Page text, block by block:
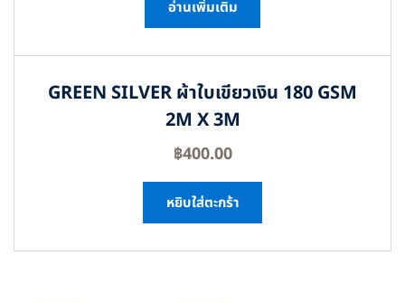
อ่านเพิ่มเติม
GREEN SILVER ผ้าใบเขียวเงิน 180 GSM
2M X 3M
฿400.00
หยิบใส่ตะกร้า